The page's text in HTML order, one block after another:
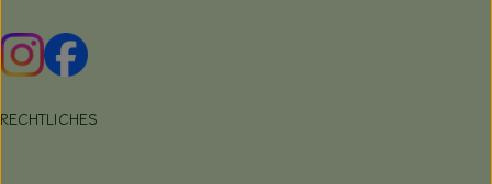
Externer Link zu https://www.instagram.com/hofbauernhof/
Externer Link zu https://www.facebook.com/
RECHTLICHES